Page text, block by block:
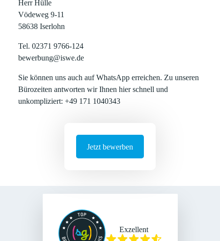
Herr Hülle
Vödeweg 9-11
58638 Iserlohn
Tel. 02371 9766-124
bewerbung@iswe.de
Sie können uns auch auf WhatsApp erreichen. Zu unseren
Bürozeiten antworten wir Ihnen hier schnell und
unkompliziert: +49 171 1040343
Jetzt bewerben
Exzellent